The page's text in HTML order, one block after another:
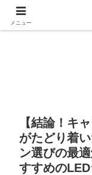
【結論！キ
がたどり着
ン選びの最
すすめの
メニュー